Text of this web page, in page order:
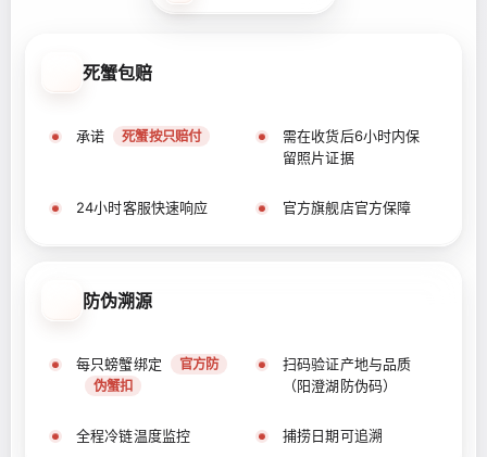
死蟹包赔
承诺 死蟹按只赔付
需在收货后6小时内保
留照片证据
24小时客服快速响应 官方旗舰店官方保障
防伪溯源
每只螃蟹绑定
官方防
伪蟹扣
扫码验证产地与品质
（阳澄湖防伪码）
全程冷链温度监控 捕捞日期可追溯